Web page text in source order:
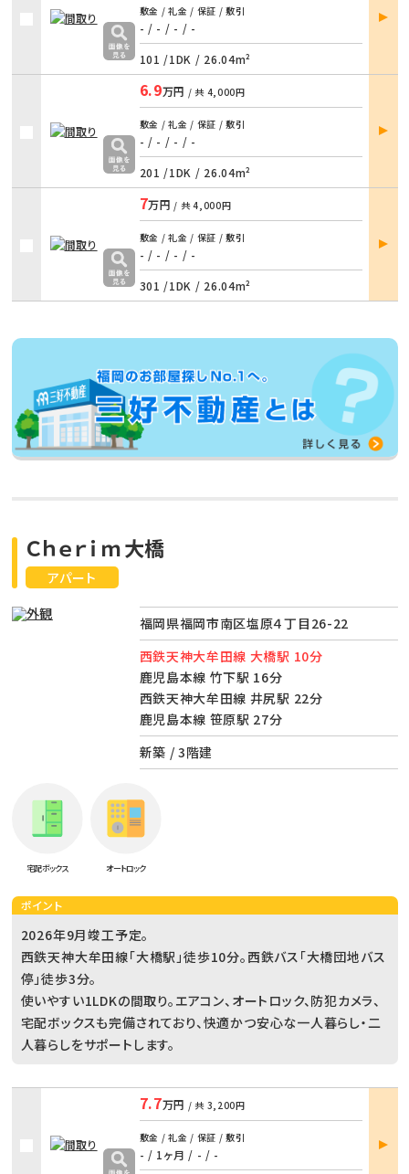
敷金 / 礼金 / 保証 / 敷引
- / - / - / -
101 /1DK / 26.04m²
部屋
詳細
6.9万円 / 共 4,000円
敷金 / 礼金 / 保証 / 敷引
- / - / - / -
201 /1DK / 26.04m²
部屋
詳細
7万円 / 共4,000円
敷金 / 礼金 / 保証 / 敷引
- / - / - / -
301 /1DK / 26.04m²
部屋
詳細
アパート
Ｃｈｅｒｉｍ大橋
福岡県福岡市南区塩原４丁目26-22
西鉄天神大牟田線 大橋駅 10分
鹿児島本線 竹下駅 16分
西鉄天神大牟田線 井尻駅 22分
鹿児島本線 笹原駅 27分
新築 / 3階建
宅配ボックス オートロック
ポイント
2026年9月竣工予定。
西鉄天神大牟田線「大橋駅」徒歩10分。西鉄バス「大橋団地バス
停」徒歩3分。
使いやすい1LDKの間取り。エアコン、オートロック、防犯カメラ、
宅配ボックスも完備されており、快適かつ安心な一人暮らし・二
人暮らしをサポートします。
7.7万円 / 共 3,200円
敷金 / 礼金 / 保証 / 敷引
- / 1ヶ月 / - / -
部屋
詳細